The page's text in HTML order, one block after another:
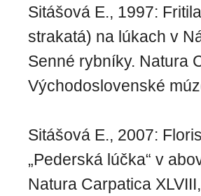
Sitášová E., 1997:
strakatá) na lúkach v
Senné rybníky. Natura
Východoslovenské
Sitášová E., 2007:
„Pederská lúčka“ v
Natura Carpatica